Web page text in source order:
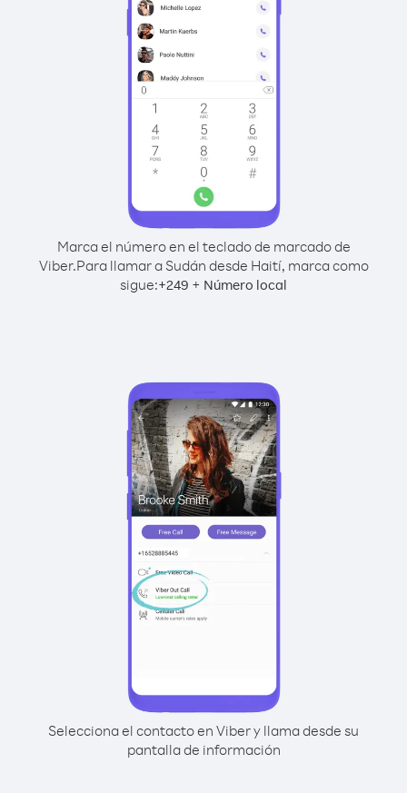
Marca el número en el teclado de marcado de
Viber.Para llamar a Sudán desde Haití, marca como
sigue:+249 + Número local
Selecciona el contacto en Viber y llama desde su
pantalla de información